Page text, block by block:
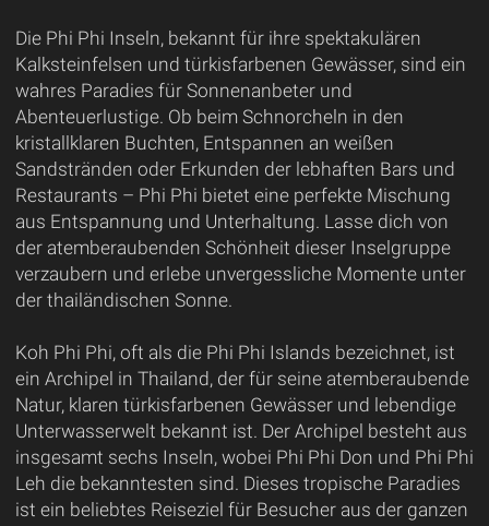
Die Phi Phi Inseln, bekannt für ihre spektakulären
Kalksteinfelsen und türkisfarbenen Gewässer, sind ein
wahres Paradies für Sonnenanbeter und
Abenteuerlustige. Ob beim Schnorcheln in den
kristallklaren Buchten, Entspannen an weißen
Sandstränden oder Erkunden der lebhaften Bars und
Restaurants – Phi Phi bietet eine perfekte Mischung
aus Entspannung und Unterhaltung. Lasse dich von
der atemberaubenden Schönheit dieser Inselgruppe
verzaubern und erlebe unvergessliche Momente unter
der thailändischen Sonne.
Koh Phi Phi, oft als die Phi Phi Islands bezeichnet, ist
ein Archipel in Thailand, der für seine atemberaubende
Natur, klaren türkisfarbenen Gewässer und lebendige
Unterwasserwelt bekannt ist. Der Archipel besteht aus
insgesamt sechs Inseln, wobei Phi Phi Don und Phi Phi
Leh die bekanntesten sind. Dieses tropische Paradies
ist ein beliebtes Reiseziel für Besucher aus der ganzen